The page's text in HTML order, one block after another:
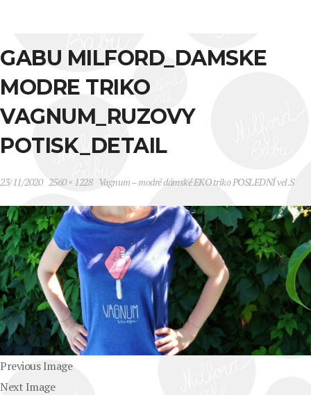
GABU MILFORD_DAMSKE
MODRE TRIKO
VAGNUM_RUZOVY
POTISK_DETAIL
23/11/2020 2560 × 1228 Vagnum – modré dámské EKO triko POSLEDNÍ vel.S
Previous Image
Next Image